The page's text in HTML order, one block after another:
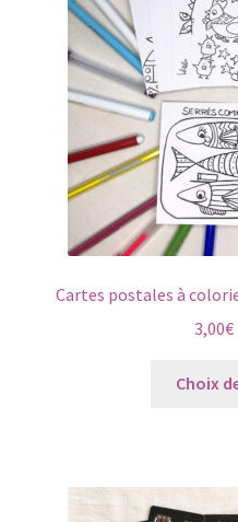
Cartes postales à
3,00€
Choix